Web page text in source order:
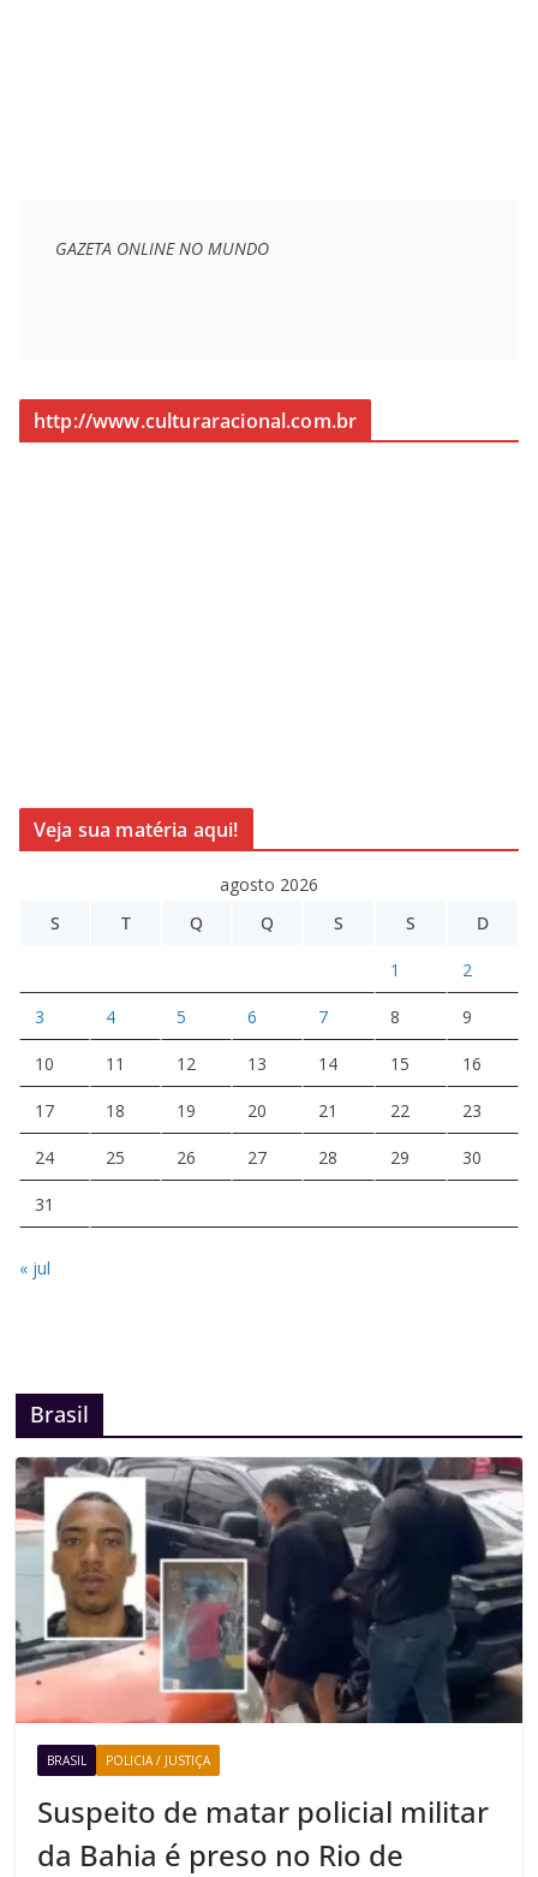
GAZETA ONLINE NO MUNDO
http://www.culturaracional.com.br
Veja sua matéria aqui!
agosto 2026
S
T Q Q S S D
1 2
3 4 5 6 7 8 9
10 11 12 13 14 15 16
17 18 19 20 21 22 23
24 25 26 27 28 29 30
31
« jul
Brasil
BRASIL POLICIA / JUSTIÇA
Suspeito de matar policial militar
da Bahia é preso no Rio de